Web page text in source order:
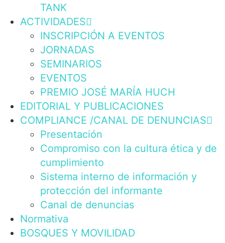
TANK
ACTIVIDADES
INSCRIPCIÓN A EVENTOS
JORNADAS
SEMINARIOS
EVENTOS
PREMIO JOSÉ MARÍA HUCH
EDITORIAL Y PUBLICACIONES
COMPLIANCE /CANAL DE DENUNCIAS
Presentación
Compromiso con la cultura ética y de
cumplimiento
Sistema interno de información y
protección del informante
Canal de denuncias
Normativa
BOSQUES Y MOVILIDAD